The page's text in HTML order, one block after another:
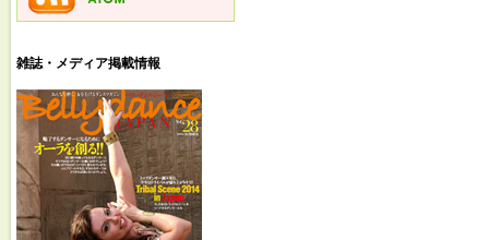
雑誌・メディア掲載情報